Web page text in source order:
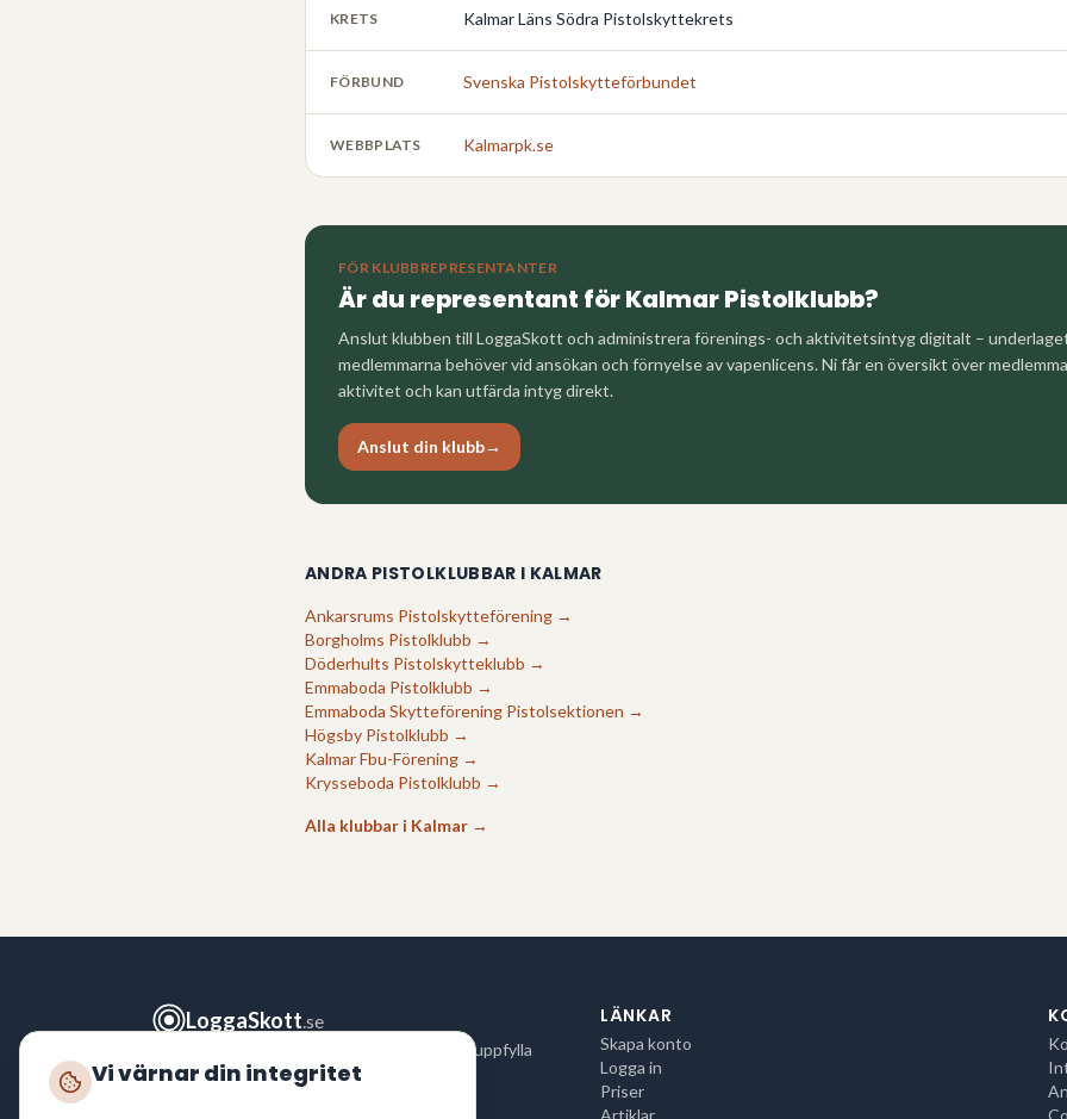
KRETS Kalmar Läns Södra Pistolskyttekrets
FÖRBUND Svenska Pistolskytteförbundet
WEBBPLATS Kalmarpk.se
FÖR KLUBBREPRESENTANTER
Är du representant förKalmar Pistolklubb?
Anslut klubben till LoggaSkott och administrera förenings- och aktivitetsintyg digitalt –
medlemmarna behöver vid ansökan och förnyelse av vapenlicens. Ni får en översikt över
aktivitet och kan utfärda intyg direkt.
Anslut din klubb→
ANDRA PISTOLKLUBBAR I KALMAR
Ankarsrums Pistolskytteförening →
Borgholms Pistolklubb →
Döderhults Pistolskytteklubb →
Emmaboda Pistolklubb →
Emmaboda Skytteförening Pistolsektionen →
Högsby Pistolklubb →
Kalmar Fbu-Förening →
Krysseboda Pistolklubb →
Alla klubbar i Kalmar →
LoggaSkott.se
Logga ditt skytte snabbt och enkelt för att uppfylla
polisens krav enligtFAP 551-3
LÄNKAR
Skapa konto
Logga in
Priser
Artiklar
Vi värnar din integritet